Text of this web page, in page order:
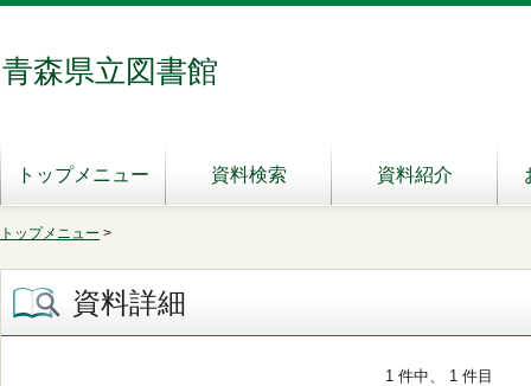
青森県立図書館
トップメニュー 資料検索 資料紹介
トップメニュー >
資料詳細
1 件中、 1 件目